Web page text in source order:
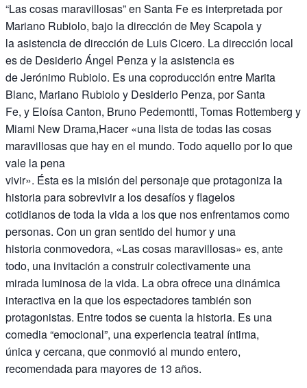
“Las cosas maravillosas” en Santa Fe es interpretada por
Mariano Rubiolo, bajo la dirección de Mey Scapola y
la asistencia de dirección de Luis Cicero. La dirección local
es de Desiderio Ángel Penza y la asistencia es
de Jerónimo Rubiolo. Es una coproducción entre Marita
Blanc, Mariano Rubiolo y Desiderio Penza, por Santa
Fe, y Eloísa Canton, Bruno Pedemontti, Tomas Rottemberg y
Miami New Drama,Hacer «una lista de todas las cosas
maravillosas que hay en el mundo. Todo aquello por lo que
vale la pena
vivir». Ésta es la misión del personaje que protagoniza la
historia para sobrevivir a los desafíos y flagelos
cotidianos de toda la vida a los que nos enfrentamos como
personas. Con un gran sentido del humor y una
historia conmovedora, «Las cosas maravillosas» es, ante
todo, una invitación a construir colectivamente una
mirada luminosa de la vida. La obra ofrece una dinámica
interactiva en la que los espectadores también son
protagonistas. Entre todos se cuenta la historia. Es una
comedia “emocional”, una experiencia teatral íntima,
única y cercana, que conmovió al mundo entero,
recomendada para mayores de 13 años.